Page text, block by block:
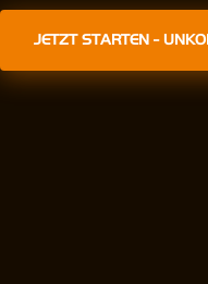
JETZT STARTEN -